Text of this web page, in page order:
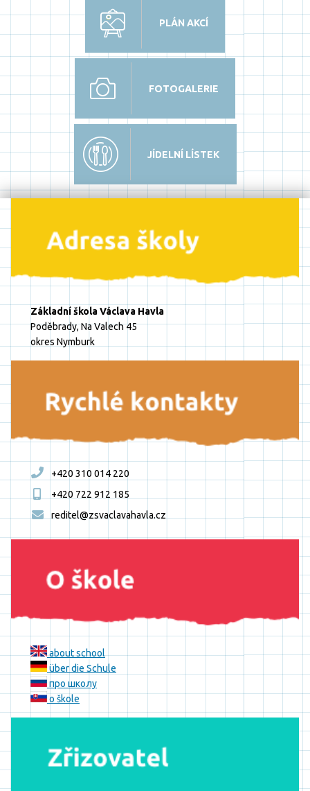
PLÁN AKCÍ
FOTOGALERIE
JÍDELNÍ LÍSTEK
Základní škola Václava Havla
Poděbrady, Na Valech 45
okres Nymburk
+420 310 014 220
+420 722 912 185
reditel@zsvaclavahavla.cz
about school
über die Schule
про школу
o škole